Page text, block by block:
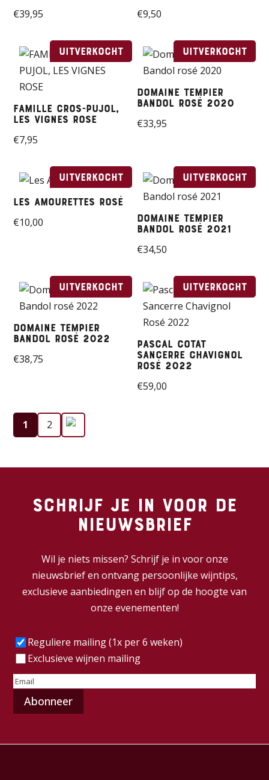
€39,95 €9,50
Uitverkocht
FAMILLE CROS-PUJOL,
LES VIGNES ROSE
€7,95
Uitverkocht
Domaine Tempier
Bandol rosé 2020
€33,95
Uitverkocht
Les Amourettes Rosé
€10,00
Uitverkocht
Domaine Tempier
Bandol rosé 2021
€34,50
Uitverkocht
Domaine Tempier
Bandol rosé 2022
€38,75
Uitverkocht
Pascal Cotat
Sancerre Chavignol
Rosé 2022
€59,00
1 2
Schrijf je in voor de
nieuwsbrief
Wil je niets missen? Schrijf je in voor onze
nieuwsbrief en ontvang persoonlijke wijntips,
exclusieve aanbiedingen en blijf op de hoogte van
onze evenementen!
Frequentie(Vereist)
Reguliere mailing (1x per 6 weken)
Exclusieve wijnen mailing
E-
mailadres(Vereist)